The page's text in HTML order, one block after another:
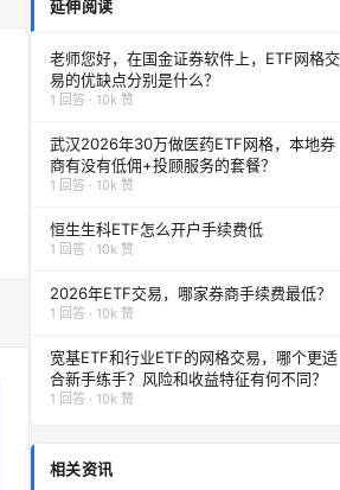
延伸阅读
老师您好，在国金证券软件上，ETF网格交
易的优缺点分别是什么？
1 回答 · 10k 赞
武汉2026年30万做医药ETF网格，本地券
商有没有低佣+投顾服务的套餐？
1 回答 · 10k 赞
恒生生科ETF怎么开户手续费低
1 回答 · 10k 赞
2026年ETF交易，哪家券商手续费最低？
1 回答 · 10k 赞
宽基ETF和行业ETF的网格交易，哪个更适
合新手练手？风险和收益特征有何不同？
1 回答 · 10k 赞
相关资讯